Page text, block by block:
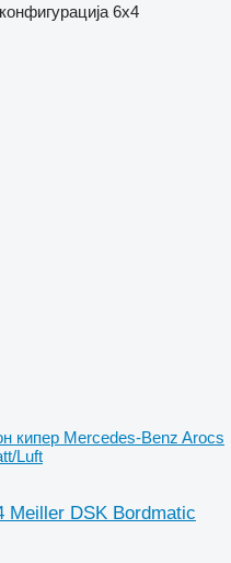
6x4
кипер Mercedes-Benz Arocs
Luft
Meiller DSK Bordmatic